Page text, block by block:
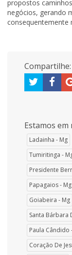
propostos
negócios, gerando
consequentemente
Compartilhe:
Estamos em
Ladainha - Mg
Tumiritinga -
Presidente
Papagaios - Mg
Goiabeira - Mg
Santa Bárbara
Paula Cândido
Coração De